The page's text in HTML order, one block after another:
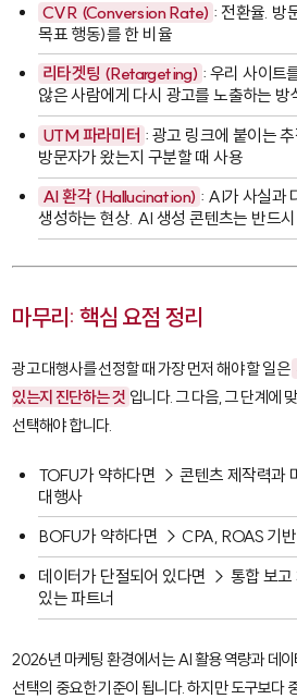
CVR (Conversion Rate) : 전환율. 방
목표 행동)를 한 비율
리타겟팅 (Retargeting) : 우리 사이트
않은 사람에게 다시 광고를 노출하는 방
UTM 파라미터 : 광고 링크에 붙이는
방문자가 왔는지 구분할 때 사용
AI 환각 (Hallucination) : AI가 사실과
생성하는 현상. AI 생성 콘텐츠는 반드
마무리: 핵심 요점 정리
광고 대행사를 선정할 때 가장 먼저 해야 할 일은
있는지 진단하는 것 입니다. 그 다음, 그 단계에
선택해야 합니다.
TOFU가 약하다면 → 콘텐츠 제작력과
대행사
BOFU가 약하다면 → CPA, ROAS 기
데이터가 단절되어 있다면 → 통합 보고
있는 파트너
2026년 마케팅 환경에서는 AI 활용 역량과 데
선택의 중요한 기준이 됩니다. 하지만 도구보다